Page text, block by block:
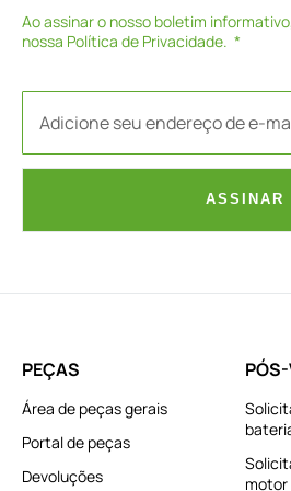
Ao assinar o nosso boletim
nossa Política de Privacidade.
ASSINAR
PEÇAS
Área de peças gerais
Portal de peças
Devoluções
motor